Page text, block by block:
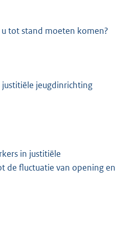
tot stand moeten komen?
jeugdinrichting
in justitiële
de fluctuatie van opening en